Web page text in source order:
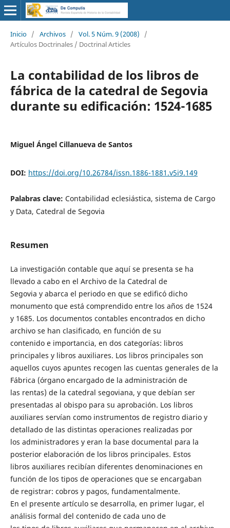
Inicio / Archivos / Vol. 5 Núm. 9 (2008)
/
Artículos Doctrinales / Doctrinal Articles
La contabilidad de los libros de
fábrica de la catedral de Segovia
durante su edificación: 1524-1685
Miguel Ángel Cillanueva de Santos
DOI: https://doi.org/10.26784/issn.1886-1881.v5i9.149
Palabras clave: Contabilidad eclesiástica, sistema de Cargo
y Data, Catedral de Segovia
Resumen
La investigación contable que aquí se presenta se ha
llevado a cabo en el Archivo de la Catedral de
Segovia y abarca el periodo en que se edificó dicho
monumento que está comprendido entre los años de 1524
y 1685. Los documentos contables encontrados en dicho
archivo se han clasificado, en función de su
contenido e importancia, en dos categorías: libros
principales y libros auxiliares. Los libros principales son
aquellos cuyos apuntes recogen las cuentas generales de la
Fábrica (órgano encargado de la administración de
las rentas) de la catedral segoviana, y que debían ser
presentadas al obispo para su aprobación. Los libros
auxiliares servían como instrumentos de registro diario y
detallado de las distintas operaciones realizadas por
los administradores y eran la base documental para la
posterior elaboración de los libros principales. Estos
libros auxiliares recibían diferentes denominaciones en
función de los tipos de operaciones que se encargaban
de registrar: cobros y pagos, fundamentalmente.
En el presente artículo se desarrolla, en primer lugar, el
análisis formal del contenido de cada uno de